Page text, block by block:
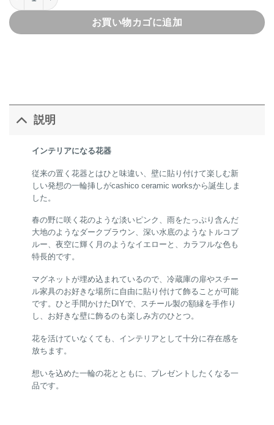
お買い物カゴに追加
説明
インテリアになる花器
従来の置く花器とはひと味違い、壁に貼り付けて楽しむ新
しい発想の一輪挿しがcashico ceramic worksから誕生しま
した。
春の野に咲く花のような淡いピンク、雨をたっぷり含んだ
大地のようなダークブラウン、深い水底のようなトルコブ
ルー、夜空に輝く月のようなイエローと、カラフルな色も
特長的です。
マグネットが埋め込まれているので、冷蔵庫の扉やスチー
ル家具のお好きな場所に自由に貼り付けて飾ることが可能
です。ひと手間かけたDIYで、スチール製の額縁を手作り
し、お好きな壁に飾るのも楽しみ方のひとつ。
花を活けていなくても、インテリアとして十分に存在感を
放ちます。
想いを込めた一輪の花とともに、プレゼントしたくなる一
品です。